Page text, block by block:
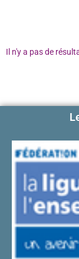
Il n'y a pas de